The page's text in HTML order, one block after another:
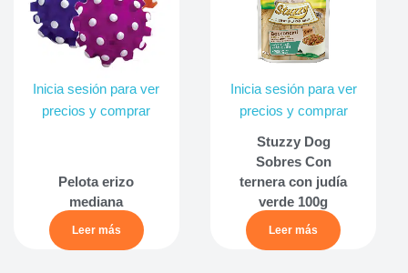
Inicia sesión para ver
precios y comprar
Pelota erizo
mediana
Leer más
Inicia sesión para ver
precios y comprar
Stuzzy Dog
Sobres Con
ternera con judía
verde 100g
Leer más